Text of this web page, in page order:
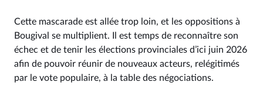
Cette mascarade est allée trop loin, et les oppositions à
Bougival se multiplient. Il est temps de reconnaître son
échec et de tenir les élections provinciales d’ici juin 2026
afin de pouvoir réunir de nouveaux acteurs, relégitimés
par le vote populaire, à la table des négociations.